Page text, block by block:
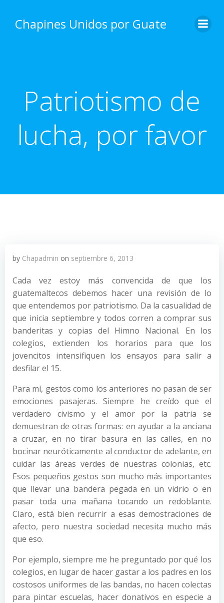
content
Chapines Unidos por Guate
Patriotismo de
lucha, por favor
by Chapadmin on septiembre 6, 2013
Cada vez estoy más convencida de que los
guatemaltecos debemos hacer una revisión de lo
que entendemos por patriotismo. Da la casualidad de
que inicia septiembre y todos corren a comprar sus
banderitas y copias del Himno Nacional. En los
colegios, extienden los horarios para que los
jovencitos intensifiquen los ensayos para salir a
desfilar el 15.
Para mí, gestos como los anteriores no pasan de ser
emociones pasajeras. Siempre he creído que el
verdadero civismo y el amor por la patria se
demuestran de otras formas: en ayudar a la anciana
a cruzar, en no tirar basura en las calles, en no
bocinar neuróticamente al conductor de adelante, en
cuidar las áreas verdes de nuestras colonias, etc.
Esos pequeños gestos son mucho más importantes
que llevar una bandera pegada en un vidrio o en
pasar toda una mañana tocando un redoblante.
Claro, está bien recurrir a esas demostraciones de
afecto, pero nuestra sociedad necesita mucho más
que eso.
Por ejemplo, siempre me he preguntado por qué los
colegios, en lugar de hacer gastar a los padres en los
costosos uniformes de las bandas, no hacen colectas
para pintar escuelas, hacer donativos en especie a